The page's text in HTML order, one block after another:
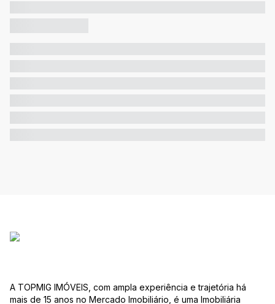
A TOPMIG IMÓVEIS, com ampla experiência e trajetória há
mais de 15 anos no Mercado Imobiliário, é uma Imobiliária